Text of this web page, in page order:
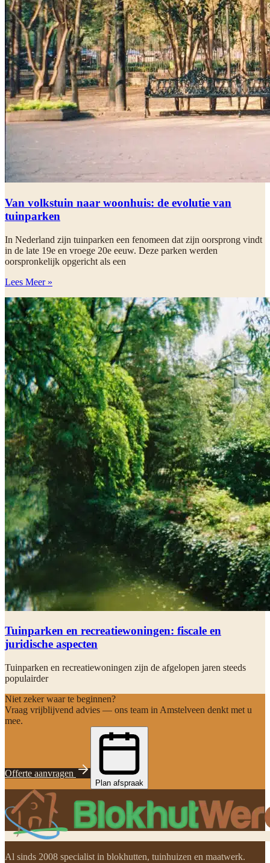
Van volkstuin naar woonhuis: de evolutie van
tuinparken
In Nederland zijn tuinparken een fenomeen dat zijn oorsprong vindt
in de late 19e en vroege 20e eeuw. Deze parken werden
oorspronkelijk opgericht als een
Lees Meer »
Tuinparken en recreatiewoningen: fiscale en
juridische aspecten
Tuinparken en recreatiewoningen zijn de afgelopen jaren steeds
populairder
Niet zeker waar te beginnen?
Vraag vrijblijvend advies — ons team in Amstelveen denkt met u
mee.
Offerte aanvragen
Plan afspraak
Al sinds 2008 specialist in blokhutten, tuinhuizen en maatwerk.